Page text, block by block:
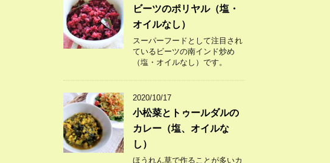
ビーツのポリヤル（塩・
オイルなし）
スーパーフードとして注目され
ているビーツの南インド炒め
（塩・オイルなし）です。
2020/10/17
小松菜とトゥールダルの
カレー（塩、オイルな
し）
ほうれん草で作ることが多いカ